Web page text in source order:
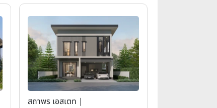
สถาพร เอสเตท |